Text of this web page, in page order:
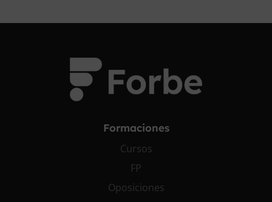
Formaciones
Cursos
FP
Oposiciones